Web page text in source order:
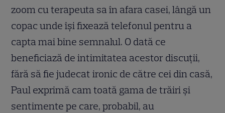
zoom cu terapeuta sa în afara casei, lângă un
copac unde își fixează telefonul pentru a
capta mai bine semnalul. O dată ce
beneficiază de intimitatea acestor discuții,
fără să fie judecat ironic de către cei din casă,
Paul exprimă cam toată gama de trăiri și
sentimente pe care, probabil, au